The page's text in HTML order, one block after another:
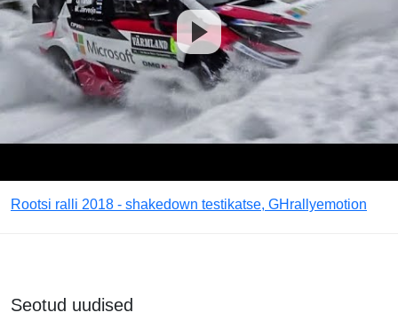
Rootsi ralli 2018 - shakedown testikatse, GHrallyemotion
Seotud uudised